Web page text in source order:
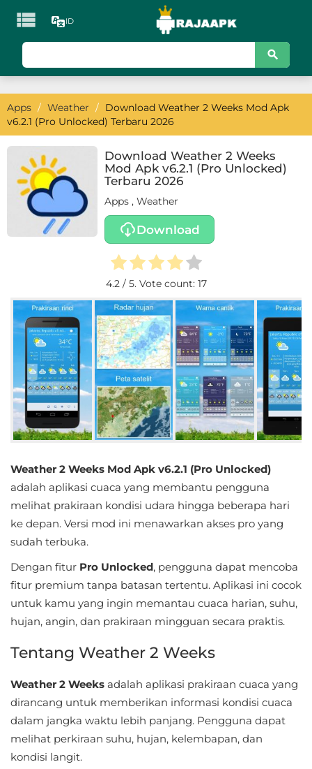
 ID
Games
Action
Arcade
Board
Card
Casual
Educational
First
Person
Horror
Music
Puzzle
Racing
Role
Playing
Shooting
Simulation
Sports
Standalone
Apps / Weather / Download Weather 2 Weeks Mod Apk
v6.2.1 (Pro Unlocked) Terbaru 2026
Download Weather 2 Weeks
Mod Apk v6.2.1 (Pro Unlocked)
Terbaru 2026
Apps , Weather
Download
4.2/ 5. Vote count: 17
Weather 2 Weeks Mod Apk v6.2.1 (Pro Unlocked)
adalah aplikasi cuaca yang membantu pengguna
melihat prakiraan kondisi udara hingga beberapa hari
ke depan. Versi mod ini menawarkan akses pro yang
sudah terbuka.
Dengan fitur Pro Unlocked, pengguna dapat mencoba
fitur premium tanpa batasan tertentu. Aplikasi ini cocok
untuk kamu yang ingin memantau cuaca harian, suhu,
hujan, angin, dan prakiraan mingguan secara praktis.
Tentang Weather 2 Weeks
Weather 2 Weeks adalah aplikasi prakiraan cuaca yang
dirancang untuk memberikan informasi kondisi cuaca
dalam jangka waktu lebih panjang. Pengguna dapat
melihat perkiraan suhu, hujan, kelembapan, dan
kondisi langit.